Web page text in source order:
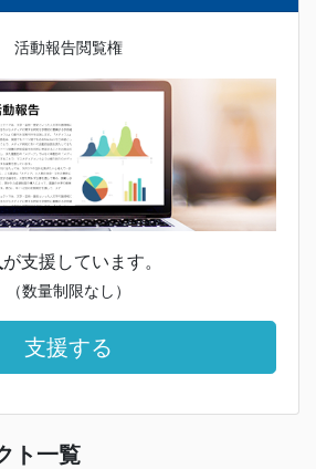
活動報告閲覧権
が支援しています。
（数量制限なし）
支援する
ト一覧